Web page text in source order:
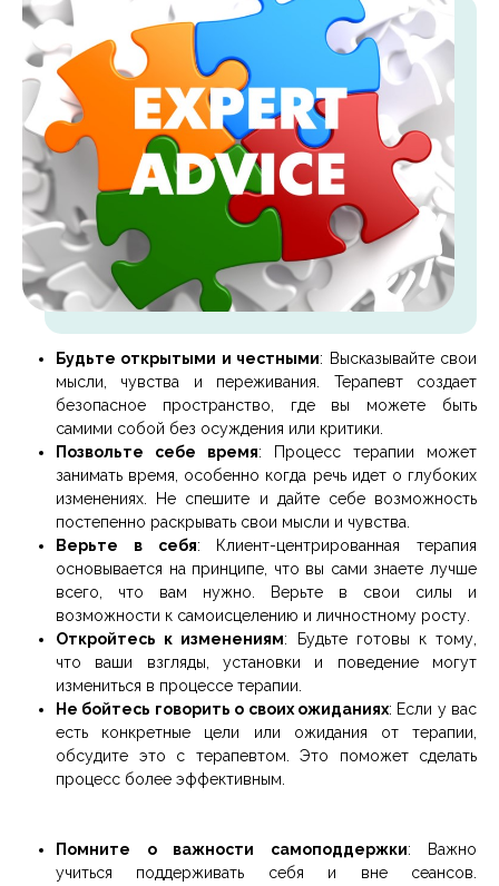
Будьте открытыми и честными: Высказывайте свои
мысли, чувства и переживания. Терапевт создает
безопасное пространство, где вы можете быть
самими собой без осуждения или критики.
Позвольте себе время: Процесс терапии может
занимать время, особенно когда речь идет о глубоких
изменениях. Не спешите и дайте себе возможность
постепенно раскрывать свои мысли и чувства.
Верьте в себя: Клиент-центрированная терапия
основывается на принципе, что вы сами знаете лучше
всего, что вам нужно. Верьте в свои силы и
возможности к самоисцелению и личностному росту.
Откройтесь к изменениям: Будьте готовы к тому,
что ваши взгляды, установки и поведение могут
измениться в процессе терапии.
Не бойтесь говорить о своих ожиданиях: Если у вас
есть конкретные цели или ожидания от терапии,
обсудите это с терапевтом. Это поможет сделать
процесс более эффективным.
Помните о важности самоподдержки: Важно
учиться поддерживать себя и вне сеансов.